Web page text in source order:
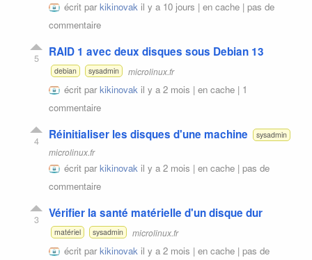
écrit parkikinovak il y a 10 jours | en cache | pas de
commentaire
5 RAID 1 avec deux disques sous Debian 13
debian sysadmin microlinux.fr
écrit parkikinovak il y a 2 mois | en cache | 1
commentaire
4 Réinitialiser les disques d'une machine sysadmin
microlinux.fr
écrit parkikinovak il y a 2 mois | en cache | pas de
commentaire
3 Vérifier la santé matérielle d'un disque dur
matériel sysadmin microlinux.fr
écrit parkikinovak il y a 2 mois | en cache | pas de